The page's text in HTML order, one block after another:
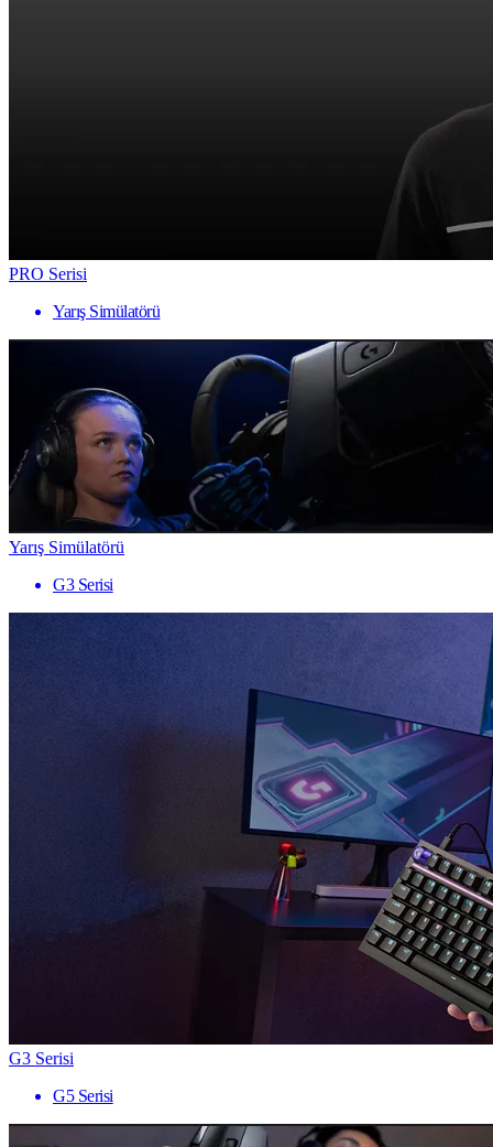
PRO Serisi
Yarış Simülatörü
Yarış Simülatörü
G3 Serisi
G3 Serisi
G5 Serisi